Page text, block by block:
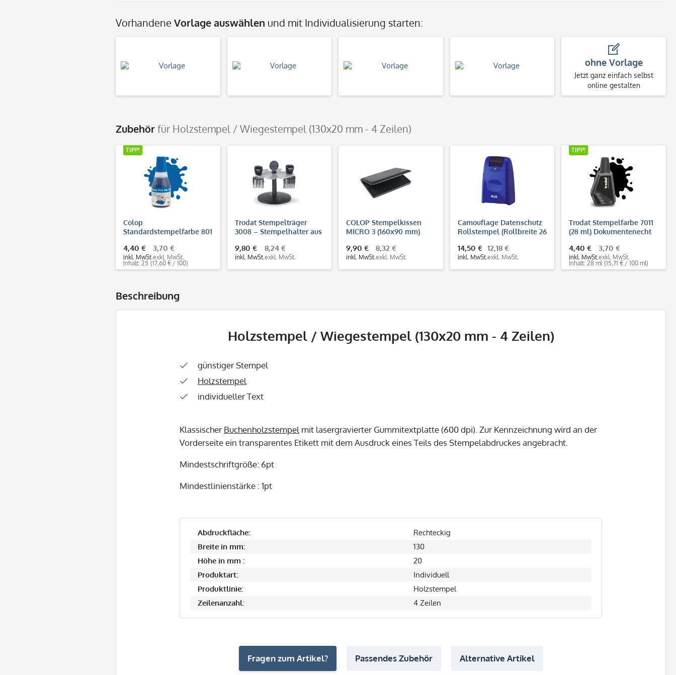
Vorhandene Vorlage auswählen und mit Individualisierung starten:
ohne Vorlage
Jetzt ganz einfach selbst
online gestalten
Zubehörfür Holzstempel / Wiegestempel (130x20 mm - 4 Zeilen)
TIPP!
Colop
Standardstempelfarbe 801
4,40 €
inkl. MwSt.
3,70 €
exkl. MwSt.
Inhalt: 25 (17,60 € / 100)
Trodat Stempelträger
3008 – Stempelhalter aus
Handstempel
9,80 €
inkl. MwSt.
8,24 €
exkl. MwSt.
COLOP Stempelkissen
MICRO 3 (160x90 mm)
9,90 €
inkl. MwSt.
8,32 €
exkl. MwSt.
Camouflage Datenschutz
Rollstempel (Rollbreite 26
14,50 €
inkl. MwSt.
12,18 €
exkl. MwSt.
TIPP!
Trodat Stempelfarbe 7011
(28 ml) Dokumentenecht
4,40 €
inkl. MwSt.
3,70 €
exkl. MwSt.
Inhalt: 28 ml (15,71 € / 100 ml)
Beschreibung
Holzstempel / Wiegestempel (130x20 mm - 4 Zeilen)
günstiger Stempel
Holzstempel
individueller Text
Klassischer Buchenholzstempel mit lasergravierter Gummitextplatte (600 dpi). Zur Kennzeichnung wird an der
Vorderseite ein transparentes Etikett mit dem Ausdruck eines Teils des Stempelabdruckes angebracht.
Mindestschriftgröße: 6pt
Mindestlinienstärke : 1pt
Abdruckfläche:
Rechteckig
Breite in mm:
130
Höhe in mm :
20
Produktart:
Individuell
Produktlinie:
Holzstempel
Zeilenanzahl:
4 Zeilen
Fragen zum Artikel? Passendes Zubehör Alternative Artikel